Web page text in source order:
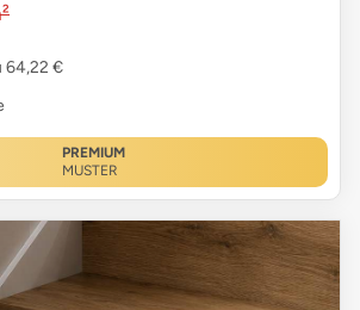
64,22 €
PREMIUM
MUSTER